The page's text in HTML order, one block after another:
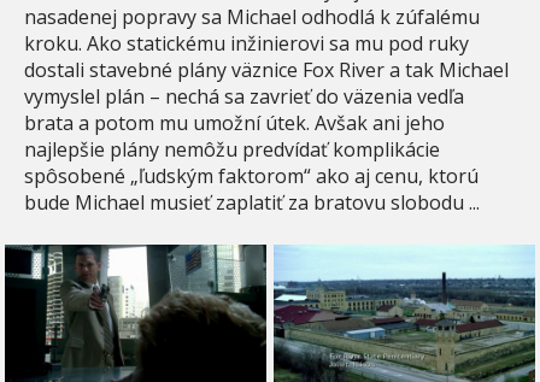
nasadenej popravy sa Michael odhodlá k zúfalému
kroku. Ako statickému inžinierovi sa mu pod ruky
dostali stavebné plány väznice Fox River a tak Michael
vymyslel plán – nechá sa zavrieť do väzenia vedľa
brata a potom mu umožní útek. Avšak ani jeho
najlepšie plány nemôžu predvídať komplikácie
spôsobené „ľudským faktorom“ ako aj cenu, ktorú
bude Michael musieť zaplatiť za bratovu slobodu ...